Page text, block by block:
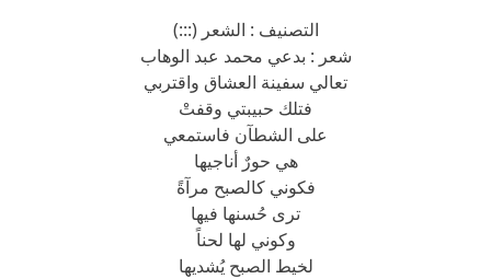
التصنيف : الشعر (:::)
شعر : بدعي محمد عبد الوهاب
تعالي سفينة العشاق واقتربي
فتلك حبيبتي وقفتْ
على الشطآن فاستمعي
هي حورٌ أناجيها
فكوني كالصبح مرآةً
ترى حُسنها فيها
وكوني لها لحناً
لخيط الصبح يُشديها